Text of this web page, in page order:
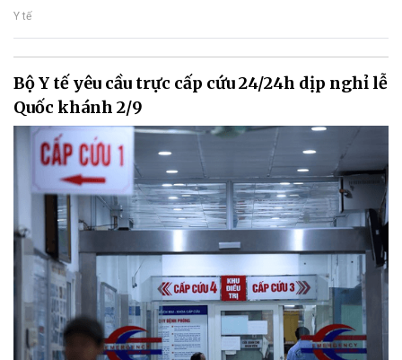
Y tế
Bộ Y tế yêu cầu trực cấp cứu 24/24h dịp nghỉ lễ
Quốc khánh 2/9